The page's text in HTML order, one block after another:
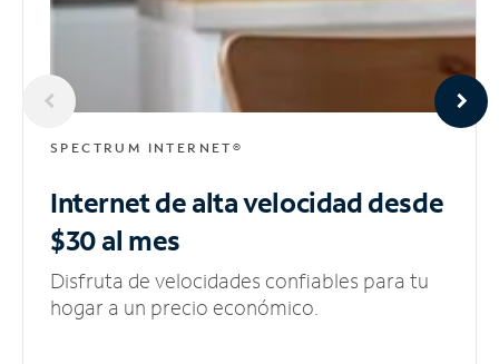
SPECTRUM INTERNET®
Internet de alta velocidaddesde
$30 al mes
Disfruta de velocidades confiables para tu
hogar a un precio económico.